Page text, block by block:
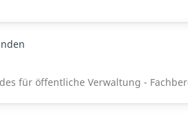
für öffentliche Verwaltung -